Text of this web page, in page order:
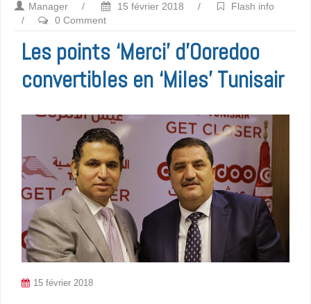
Manager / 15 février 2018 /
Flash info
/
0 Comment
Les points ‘Merci’ d’Ooredoo
convertibles en ‘Miles’ Tunisair
15 février 2018